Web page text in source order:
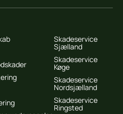
Skadeservice
Sjælland
Skadeservice
Køge
Skadeservice
Nordsjælland
Skadeservice
Ringsted